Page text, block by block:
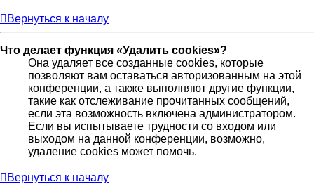
Вернуться к началу
Что делает функция «Удалить cookies»?
Она удаляет все созданные cookies, которые
позволяют вам оставаться авторизованным на этой
конференции, а также выполняют другие функции,
такие как отслеживание прочитанных сообщений,
если эта возможность включена администратором.
Если вы испытываете трудности со входом или
выходом на данной конференции, возможно,
удаление cookies может помочь.
Вернуться к началу